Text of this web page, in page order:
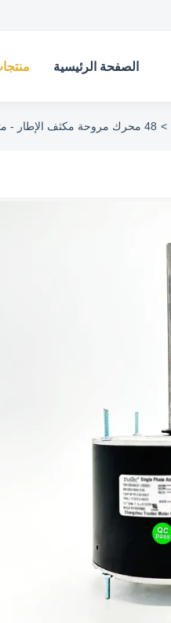
الصفحة الرئيسية
> 48 محرك مروحة مكثف الإطار - متعدد HP 1/2 1/3 1/4 1/5HP 1075/2RPM 208-230V 60HZ